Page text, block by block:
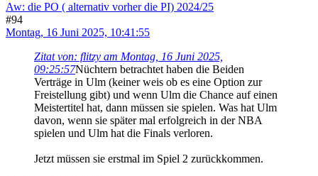
Aw: die PO ( alternativ vorher die PI) 2024/25
#94
Montag, 16 Juni 2025, 10:41:55
Zitat von: flitzy am Montag, 16 Juni 2025,
09:25:57Nüchtern betrachtet haben die Beiden
Verträge in Ulm (keiner weis ob es eine Option zur
Freistellung gibt) und wenn Ulm die Chance auf einen
Meistertitel hat, dann müssen sie spielen. Was hat Ulm
davon, wenn sie später mal erfolgreich in der NBA
spielen und Ulm hat die Finals verloren.
Jetzt müssen sie erstmal im Spiel 2 zurückkommen.